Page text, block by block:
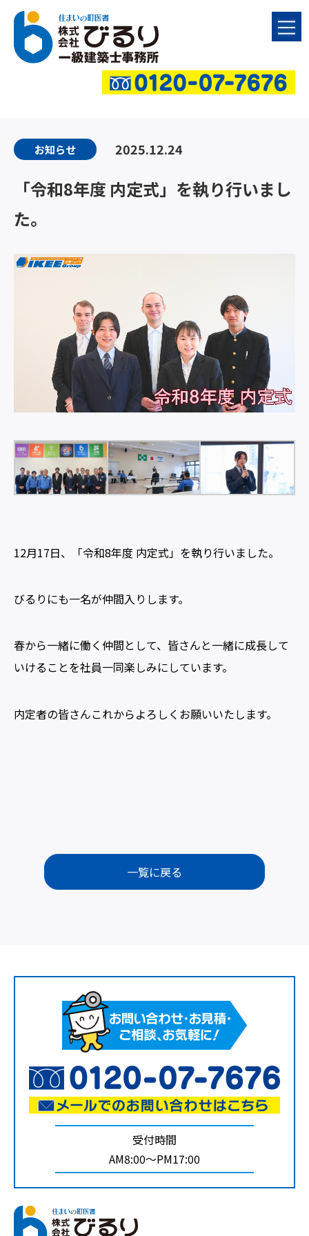
お知らせ 2025.12.24
「令和8年度 内定式」を執り行いまし
た。
12月17日、「令和8年度 内定式」を執り行いました。
びるりにも一名が仲間入りします。
春から一緒に働く仲間として、皆さんと一緒に成長して
いけることを社員一同楽しみにしています。
内定者の皆さんこれからよろしくお願いいたします。
一覧に戻る
受付時間
AM8:00～PM17:00